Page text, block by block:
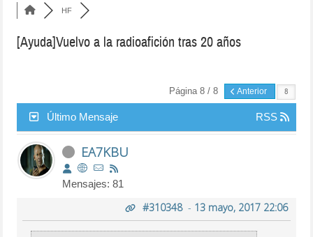
HF
[Ayuda]Vuelvo a la radioafición tras 20 años
Página 8 / 8 Anterior
Último Mensaje RSS
EA7KBU
Mensajes: 81
#310348- 13 mayo, 2017 22:06